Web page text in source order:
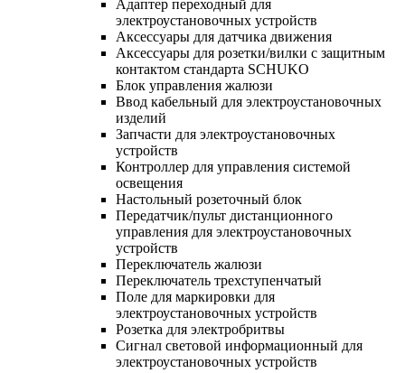
Адаптер переходный для
электроустановочных устройств
Аксессуары для датчика движения
Аксессуары для розетки/вилки с защитным
контактом стандарта SCHUKO
Блок управления жалюзи
Ввод кабельный для электроустановочных
изделий
Запчасти для электроустановочных
устройств
Контроллер для управления системой
освещения
Настольный розеточный блок
Передатчик/пульт дистанционного
управления для электроустановочных
устройств
Переключатель жалюзи
Переключатель трехступенчатый
Поле для маркировки для
электроустановочных устройств
Розетка для электробритвы
Сигнал световой информационный для
электроустановочных устройств